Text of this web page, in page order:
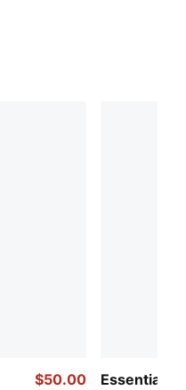
$50.00
Essentials